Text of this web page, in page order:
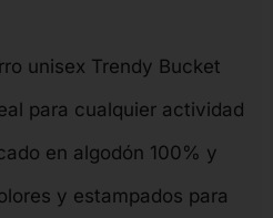
unisex Trendy Bucket
para cualquier actividad
en algodón 100% y
y estampados para